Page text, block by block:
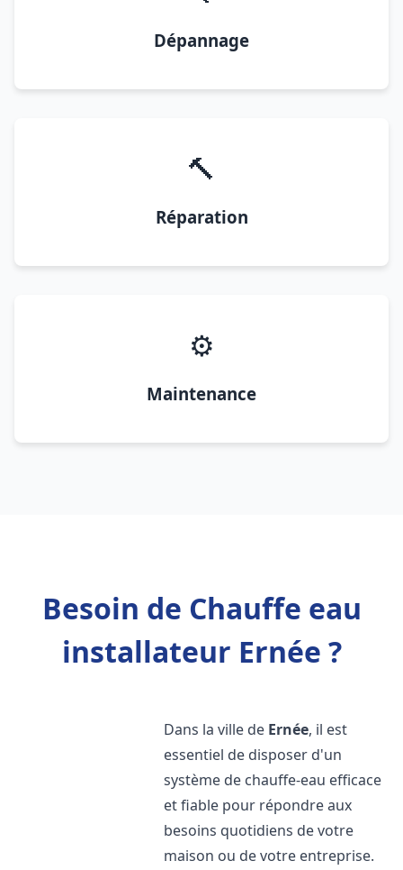
Dépannage
🔨
Réparation
⚙️
Maintenance
Besoin de Chauffe eau
installateur Ernée ?
Dans la ville de Ernée, il est
essentiel de disposer d'un
système de chauffe-eau efficace
et fiable pour répondre aux
besoins quotidiens de votre
maison ou de votre entreprise.